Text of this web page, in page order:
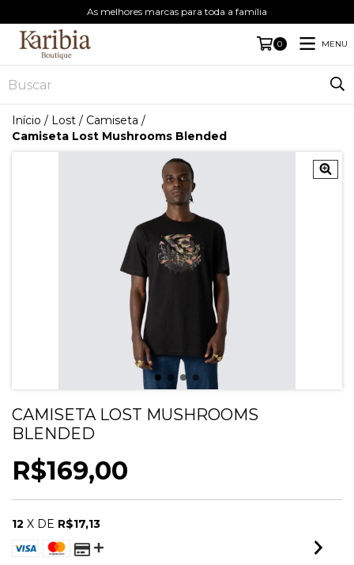
As melhores marcas para toda a família
0 MENU
Início / Lost / Camiseta /
Camiseta Lost Mushrooms Blended
CAMISETA LOST MUSHROOMS
BLENDED
R$169,00
12 X DE R$17,13